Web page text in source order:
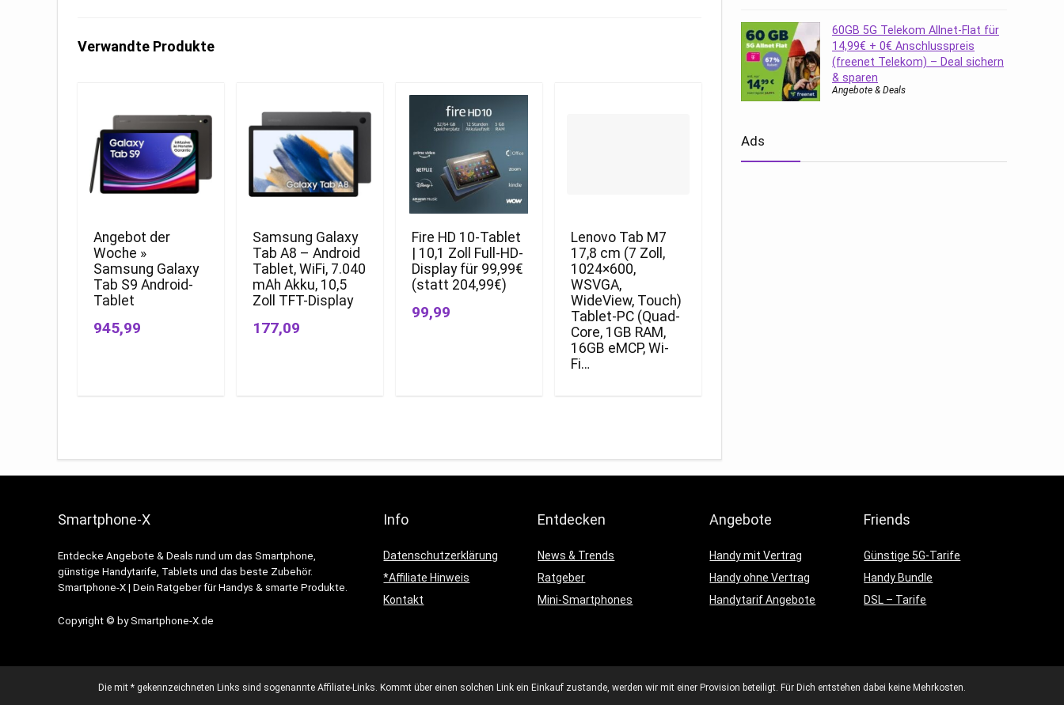
Verwandte Produkte
Angebot der
Woche »
Samsung Galaxy
Tab S9 Android-
Tablet
945,99
Samsung Galaxy
Tab A8 – Android
Tablet, WiFi, 7.040
mAh Akku, 10,5
Zoll TFT-Display
177,09
Fire HD 10-Tablet
| 10,1 Zoll Full-HD-
Display für 99,99€
(statt 204,99€)
99,99
Lenovo Tab M7
17,8 cm (7 Zoll,
1024×600,
WSVGA,
WideView, Touch)
Tablet-PC (Quad-
Core, 1GB RAM,
16GB eMCP, Wi-
Fi…
60GB 5G Telekom Allnet-Flat für
14,99€ + 0€ Anschlusspreis
(freenet Telekom) – Deal sichern
& sparen
Angebote & Deals
Ads
Smartphone-X
Entdecke Angebote & Deals rund um das Smartphone,
günstige Handytarife, Tablets und das beste Zubehör.
Smartphone-X | Dein Ratgeber für Handys & smarte Produkte.
Copyright © by Smartphone-X.de
Info
Datenschutzerklärung
*Affiliate Hinweis
Kontakt
Entdecken
News & Trends
Ratgeber
Mini-Smartphones
Angebote
Handy mit Vertrag
Handy ohne Vertrag
Handytarif Angebote
Friends
Günstige 5G-Tarife
Handy Bundle
DSL – Tarife
Die mit * gekennzeichneten Links sind sogenannte Affiliate-Links. Kommt über einen solchen Link ein Einkauf zustande, werden wir mit einer Provision beteiligt. Für Dich entstehen dabei keine Mehrkosten.